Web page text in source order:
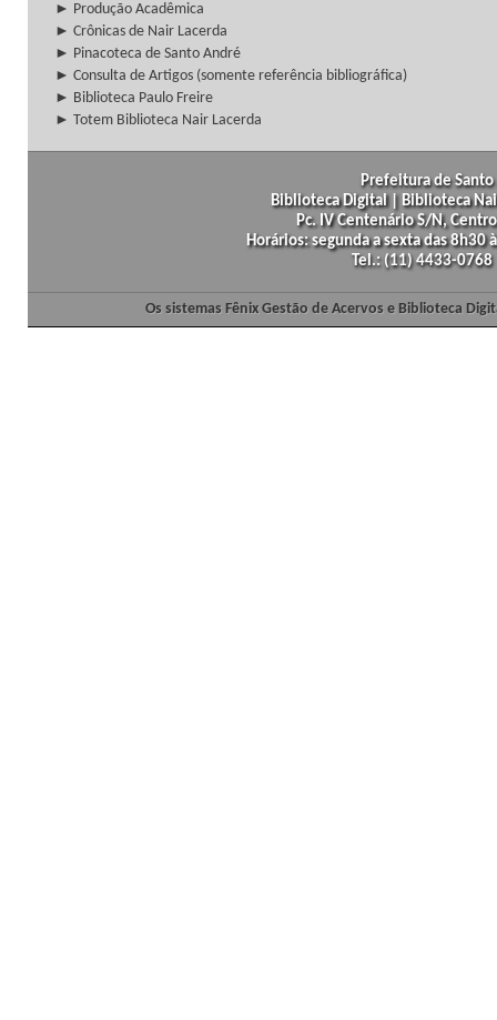
► Produção Acadêmica
► Crônicas de Nair Lacerda
► Pinacoteca de Santo André
► Consulta de Artigos (somente referência bibliográfica)
► Biblioteca Paulo Freire
► Totem Biblioteca Nair Lacerda
Prefeitura de
Biblioteca Digital | Biblioteca
Pc. IV Centenário S/N,
Horários: segunda a sexta das
Tel.: (11) 4433-
Os sistemas Fênix Gestão de Acervos e Biblioteca